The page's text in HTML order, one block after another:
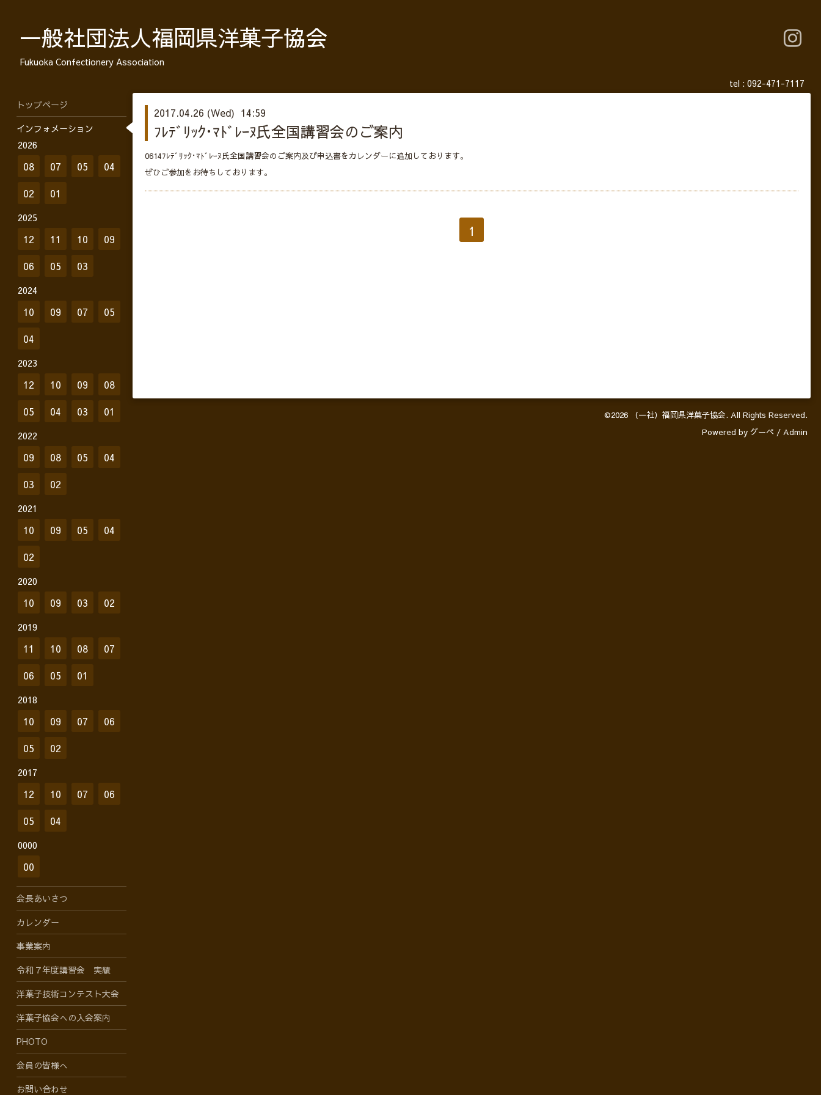
一般社団法人福岡県洋菓子協会
Fukuoka Confectionery Association
tel : 092-471-7117
2017.04.26 (Wed) 14:59
ﾌﾚﾃﾞﾘｯｸ･ﾏﾄﾞﾚｰﾇ氏全国講習会のご案内
0614ﾌﾚﾃﾞﾘｯｸ･ﾏﾄﾞﾚｰﾇ氏全国講習会のご案内及び申込書をカレンダーに追加しております。
ぜひご参加をお待ちしております。
1
©2026 （一社）福岡県洋菓子協会. All Rights Reserved.
Powered by グーペ / Admin
トップページ
インフォメーション
2026
08 07 05
04
02
01
2025
12 11 10
09
06
05 03
2024
10 09 07
05
04
2023
12 10 09
08
05
04 03 01
2022
09 08 05
04
03
02
2021
10 09 05
04
02
2020
10 09 03 02
2019
11 10 08
07
06
05 01
2018
10 09 07
06
05
02
2017
12 10 07
06
05
04
0000
00
会長あいさつ
カレンダー
事業案内
令和７年度講習会 実績
洋菓子技術コンテスト大会
洋菓子協会への入会案内
PHOTO
会員の皆様へ
お問い合わせ